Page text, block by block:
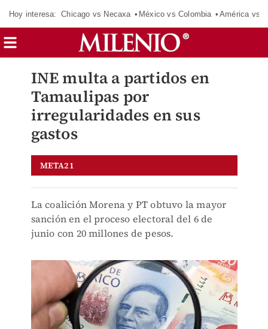
Hoy interesa: Chicago vs Necaxa México vs Colombia América vs
INE multa a partidos en
Tamaulipas por
irregularidades en sus
gastos
META21
La coalición Morena y PT obtuvo la mayor
sanción en el proceso electoral del 6 de
junio con 20 millones de pesos.